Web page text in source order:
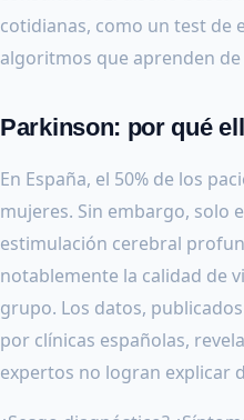
cotidianas, como un test de
algoritmos que aprenden de
Parkinson: por qué
En España, el 50% de los
mujeres. Sin embargo, solo
estimulación cerebral
notablemente la calidad de
grupo. Los datos,
por clínicas españolas,
expertos no logran explicar